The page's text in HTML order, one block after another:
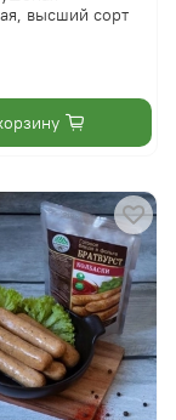
высший сорт